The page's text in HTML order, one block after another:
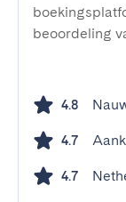
beoordeling
4.8
4.7
4.7